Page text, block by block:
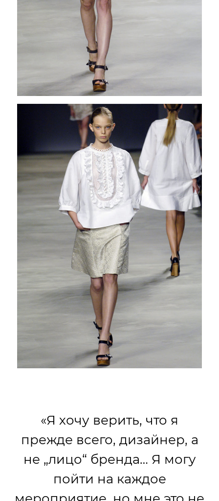
«Я хочу верить, что я
прежде всего, дизайнер, а
не „лицо“ бренда… Я могу
пойти на каждое